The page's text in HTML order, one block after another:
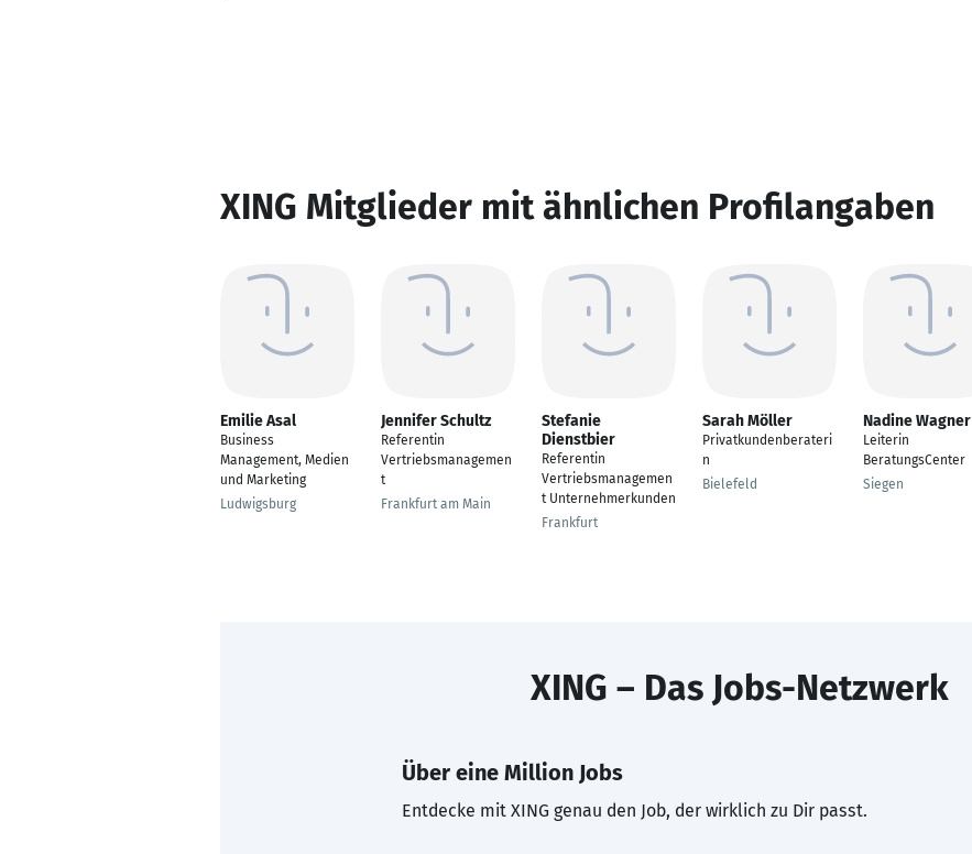
XING Mitglieder mit ähnlichen Profilangaben
Emilie Asal
Business
Management, Medien
und Marketing
Ludwigsburg
Jennifer Schultz
Referentin
Vertriebsmanagemen
t
Frankfurt am Main
Stefanie
Dienstbier
Referentin
Vertriebsmanagemen
t Unternehmerkunden
Frankfurt
Sarah Möller
Privatkundenberateri
n
Bielefeld
Nadine Wagner
Leiterin
BeratungsCenter
Siegen
XING – Das Jobs-Netzwerk
Über eine Million Jobs
Entdecke mit XING genau den Job, der wirklich zu Dir passt.